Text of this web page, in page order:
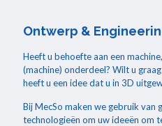
Ontwerp &
Heeft u behoefte aan een
(machine) onderdeel? Wilt u
heeft u een idee dat u in 3D
Bij MecSo maken we gebruik van
technologieën om uw ideeën om